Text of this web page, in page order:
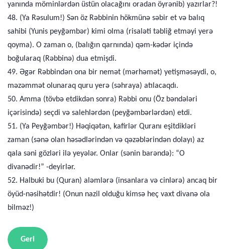
yanında möminlərdən üstün olacağını oradan öyrənib) yazırlar?!
48. (Ya Rəsulum!) Sən öz Rəbbinin hökmünə səbir et və balıq
sahibi (Yunis peyğəmbər) kimi olma (risaləti təbliğ etməyi yerə
qoyma). O zaman o, (balığın qarnında) qəm-kədər içində
boğularaq (Rəbbinə) dua etmişdi.
49. Əgər Rəbbindən ona bir nemət (mərhəmət) yetişməsəydi, o,
məzəmmət olunaraq quru yerə (səhraya) atılacaqdı.
50. Amma (tövbə etdikdən sonra) Rəbbi onu (Öz bəndələri
içərisində) seçdi və salehlərdən (peyğəmbərlərdən) etdi.
51. (Ya Peyğəmbər!) Həqiqətən, kafirlər Quranı eşitdikləri
zaman (sənə olan həsədlərindən və qəzəblərindən dolayı) az
qala səni gözləri ilə yeyələr. Onlar (sənin barəndə): “O
divanədir!” -deyirlər.
52. Halbuki bu (Quran) aləmlərə (insanlara və cinlərə) ancaq bir
öyüd-nəsihətdir! (Onun nazil olduğu kimsə heç vaxt divanə ola
bilməz!)
Geri